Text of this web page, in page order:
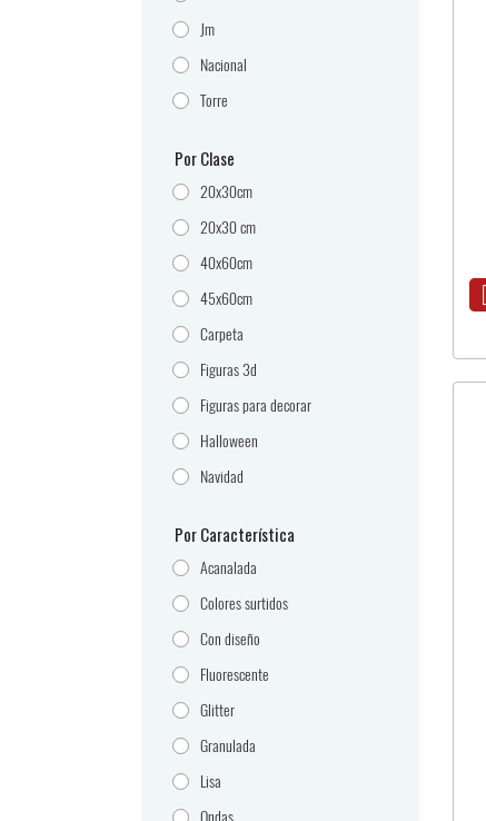
Jm
Nacional
Torre
Por Clase
20x30cm
20x30 cm
40x60cm
45x60cm
Carpeta
Figuras 3d
Figuras para decorar
Halloween
Navidad
Por Característica
Acanalada
Colores surtidos
Con diseño
Fluorescente
Glitter
Granulada
Lisa